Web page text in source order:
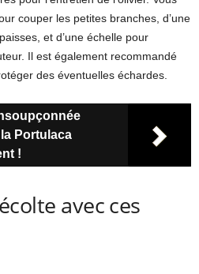
couper les petites branches, d’une
et d’une échelle pour
Il est également recommandé
des éventuelles échardes.
Portulaca
!
avec ces